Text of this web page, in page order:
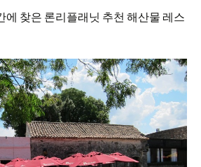
에 찾은 론리플래닛 추천 해산물 레스